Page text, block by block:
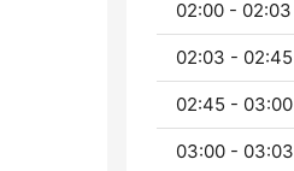
02:00 - 02:03
02:03 - 02:45
02:45 - 03:00
03:00 - 03:03